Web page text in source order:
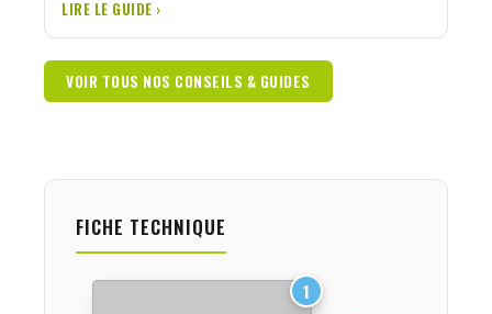
LIRE LE GUIDE ›
VOIR TOUS NOS CONSEILS & GUIDES
FICHE TECHNIQUE
1